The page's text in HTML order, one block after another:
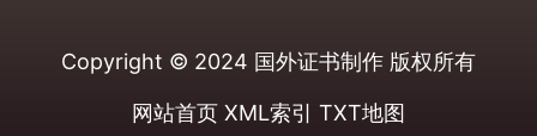
Copyright © 2024 国外证书制作 版权所有
网站首页 XML索引 TXT地图